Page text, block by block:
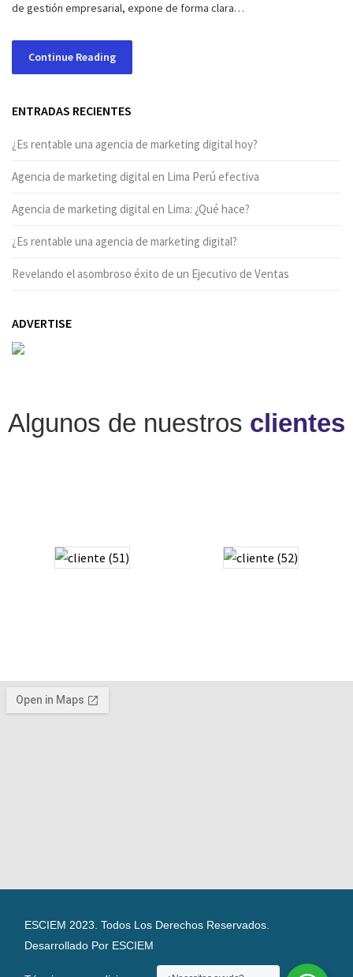
de gestión empresarial, expone de forma clara…
Continue Reading
ENTRADAS RECIENTES
¿Es rentable una agencia de marketing digital hoy?
Agencia de marketing digital en Lima Perú efectiva
Agencia de marketing digital en Lima: ¿Qué hace?
¿Es rentable una agencia de marketing digital?
Revelando el asombroso éxito de un Ejecutivo de Ventas
ADVERTISE
Algunos de nuestros clientes
ESCIEM 2023. Todos Los Derechos Reservados.
Desarrollado Por ESCIEM